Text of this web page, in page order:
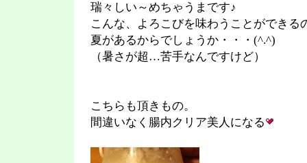
瑞々しい～めちゃうまです♪
こんな、よろこびを味わうことができる
夏があるからでしょうか・・・(^.^)
（暑さが超…苦手なんですけど）
こちらも頂きもの。
間違いなく腸内クリア美人になる